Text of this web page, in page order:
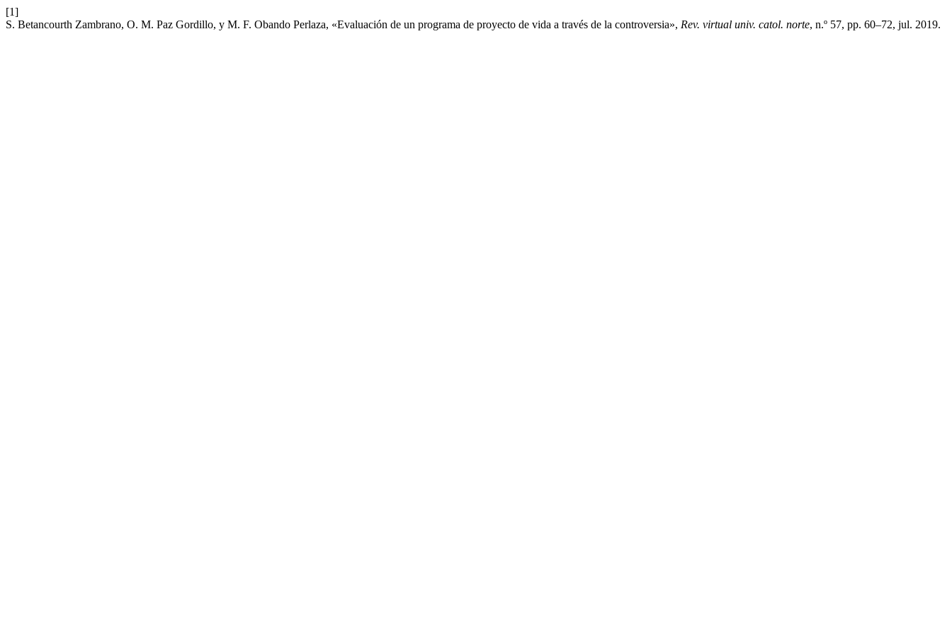
[1]
S. Betancourth Zambrano, O. M. Paz Gordillo, y M. F. Obando Perlaza, «Evaluación de un programa de proyecto de vida a través de la controversia», Rev. virtual univ. catol. norte, n.º 57, pp. 60–72, jul. 2019.